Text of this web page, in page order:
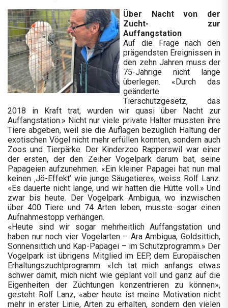
Über Nacht von der
Zucht- zur
Auffangstation
Auf die Frage nach den
prägendsten Ereignissen in
den zehn Jahren muss der
75-Jährige nicht lange
überlegen. «Durch das
geänderte
Tierschutzgesetz, das
2018 in Kraft trat, wurden wir quasi über Nacht zur
Auffangstation.» Nicht nur viele private Halter mussten ihre
Tiere abgeben, weil sie die Auflagen bezüglich Haltung der
exotischen Vögel nicht mehr erfüllen konnten, sondern auch
Zoos und Tierpärke. Der Kinderzoo Rapperswil war einer
der ersten, der den Zeiher Vogelpark darum bat, seine
Papageien aufzunehmen. «Ein kleiner Papagei hat nun mal
keinen ‚Jö-Effekt’ wie junge Säugetiere», weiss Rolf Lanz.
«Es dauerte nicht lange, und wir hatten die Hütte voll.» Und
zwar bis heute. Der Vogelpark Ambigua, wo inzwischen
über 400 Tiere und 74 Arten leben, musste sogar einen
Aufnahmestopp verhängen.
«Heute sind wir sogar mehrheitlich Auffangstation und
haben nur noch vier Vogelarten – Ara Ambigua, Goldsittich,
Sonnensittich und Kap-Papagei – im Schutzprogramm.» Der
Vogelpark ist übrigens Mitglied im EEP, dem Europäischen
Erhaltungszuchtprogramm. «Ich tat mich anfangs etwas
schwer damit, mich nicht wie geplant voll und ganz auf die
Eigenheiten der Züchtungen konzentrieren zu können»,
gesteht Rolf Lanz, «aber heute ist meine Motivation nicht
mehr in erster Linie, Arten zu erhalten, sondern den vielen